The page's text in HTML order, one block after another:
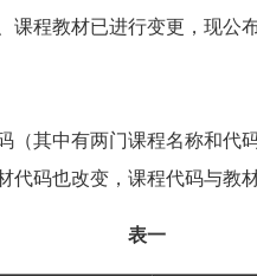
程教材已进行变更，现公布
其中有两门课程名称和代
码也改变，课程代码与教
表一